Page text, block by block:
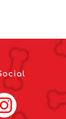
Instagram